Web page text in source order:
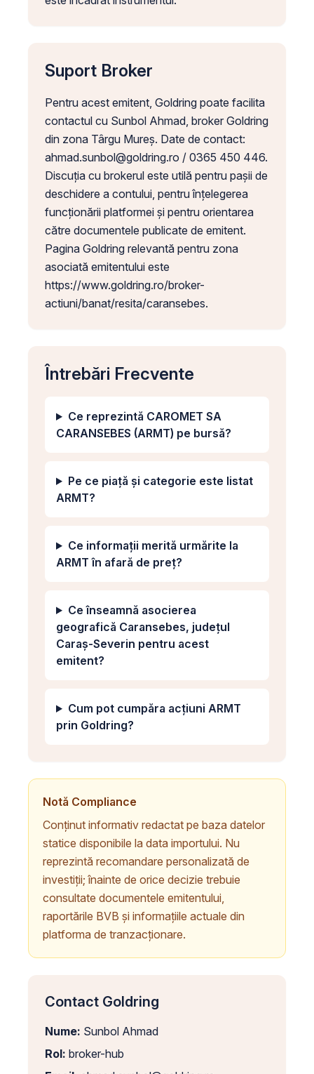
Suport Broker
Pentru acest emitent, Goldring poate facilita
contactul cu Sunbol Ahmad, broker Goldring
din zona Târgu Mureș. Date de contact:
ahmad.sunbol@goldring.ro / 0365 450 446.
Discuția cu brokerul este utilă pentru pașii de
deschidere a contului, pentru înțelegerea
funcționării platformei și pentru orientarea
către documentele publicate de emitent.
Pagina Goldring relevantă pentru zona
asociată emitentului este
https://www.goldring.ro/broker-
actiuni/banat/resita/caransebes.
Întrebări Frecvente
Ce reprezintă CAROMET SA
CARANSEBES (ARMT) pe bursă?
Pe ce piață și categorie este listat
ARMT?
Ce informații merită urmărite la
ARMT în afară de preț?
Ce înseamnă asocierea
geografică Caransebes, județul
Caraș-Severin pentru acest
emitent?
Cum pot cumpăra acțiuni ARMT
prin Goldring?
Notă Compliance
Conținut informativ redactat pe baza datelor
statice disponibile la data importului. Nu
reprezintă recomandare personalizată de
investiții; înainte de orice decizie trebuie
consultate documentele emitentului,
raportările BVB și informațiile actuale din
platforma de tranzacționare.
Contact Goldring
Nume: Sunbol Ahmad
Rol: broker-hub